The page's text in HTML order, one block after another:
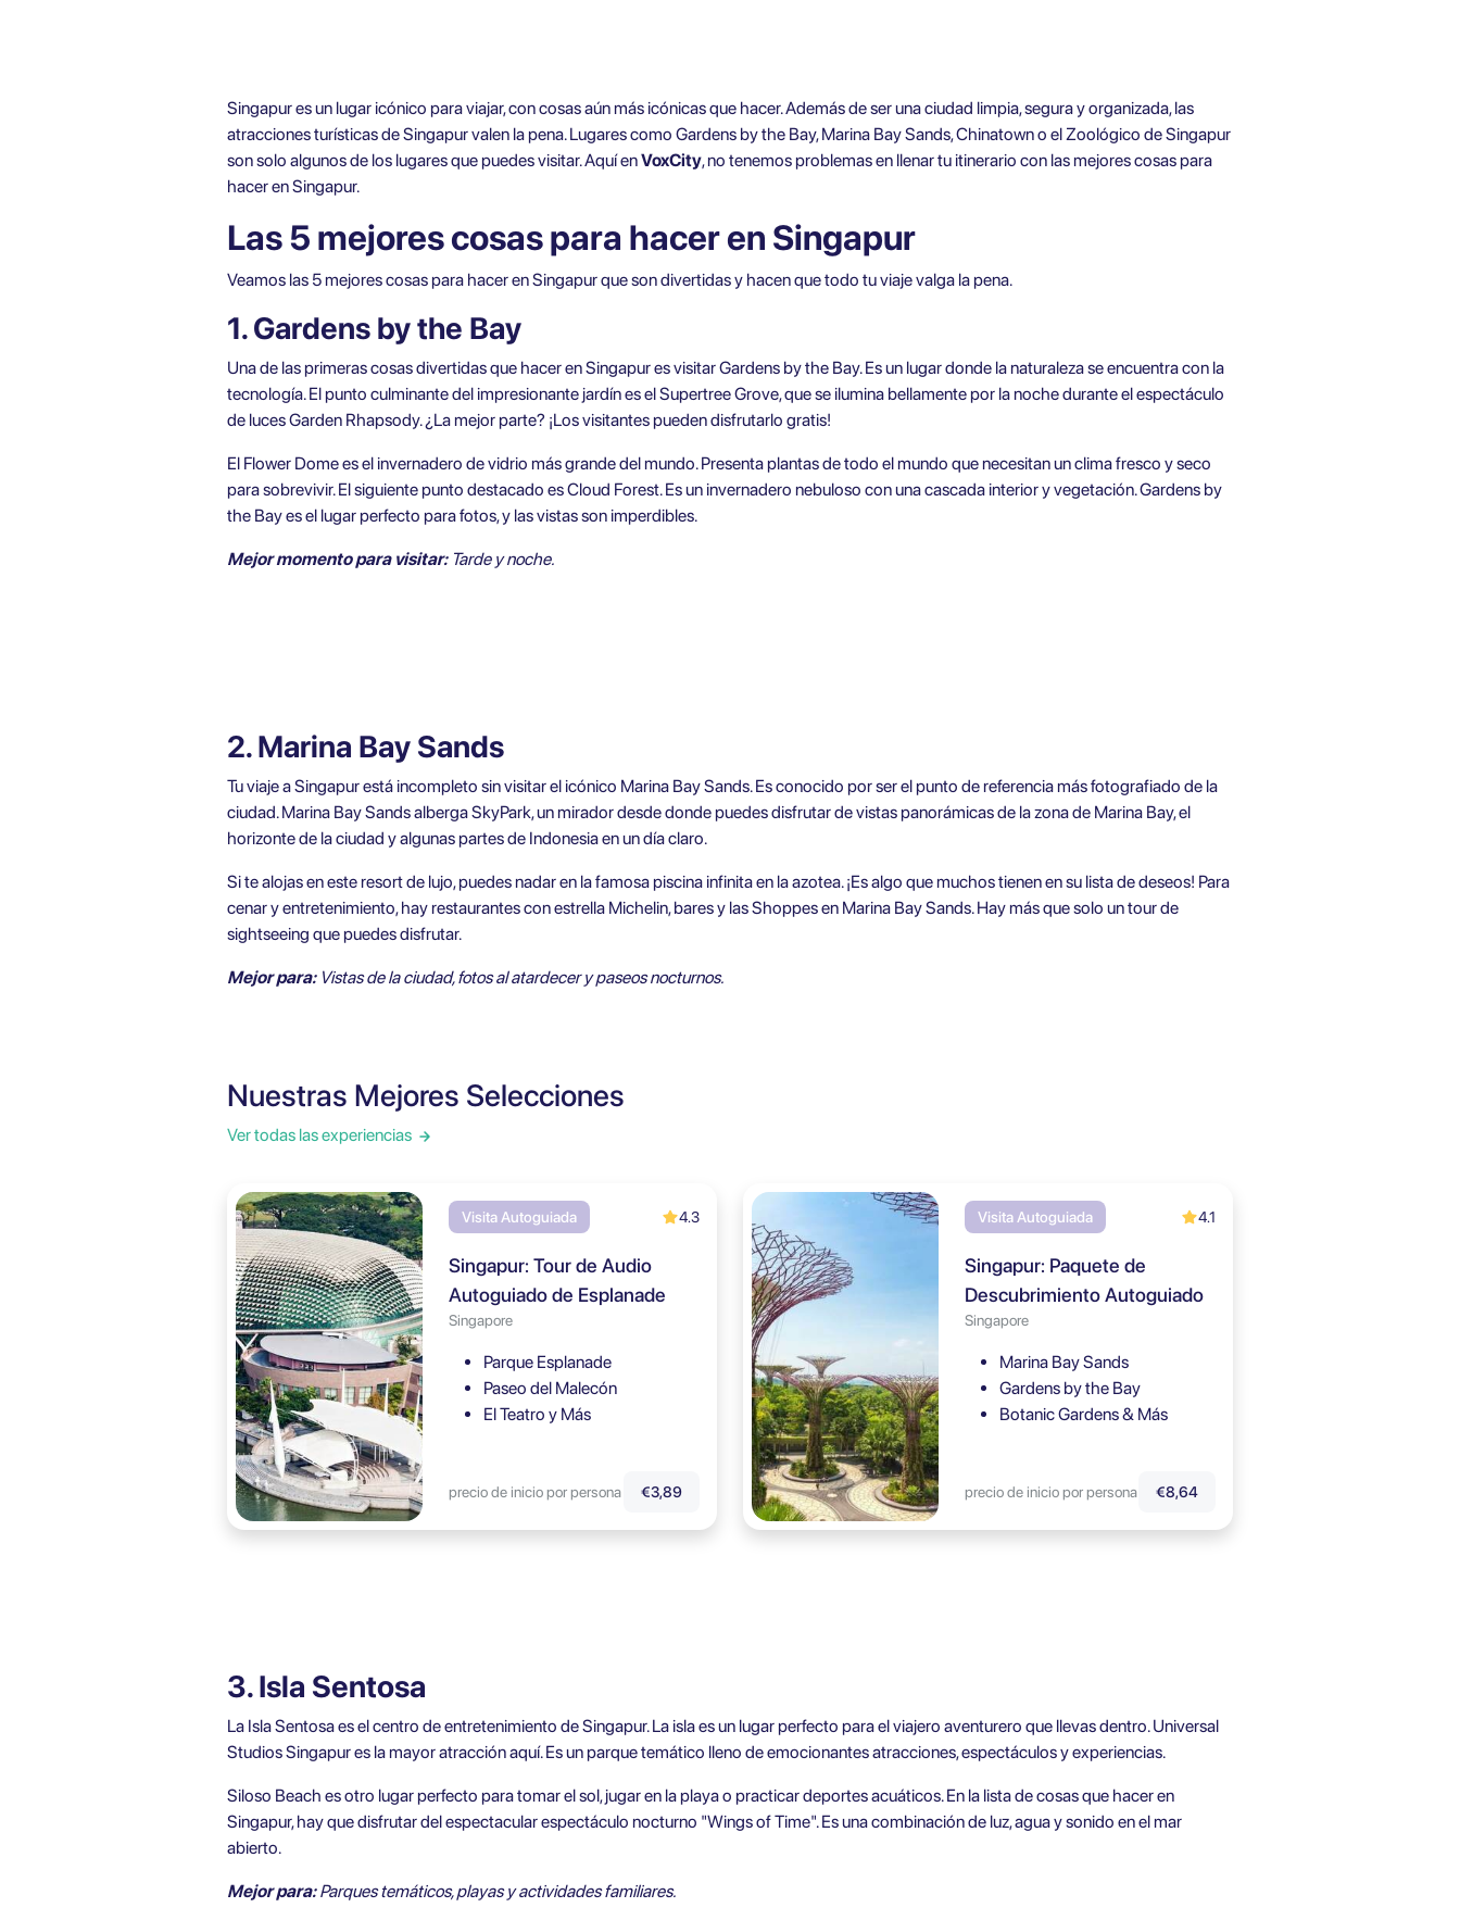
Singapur es un lugar icónico para viajar, con cosas aún más icónicas que hacer. Además de ser una ciudad limpia, segura y organizada, las
atracciones turísticas de Singapur valen la pena. Lugares como Gardens by the Bay, Marina Bay Sands, Chinatown o el Zoológico de Singapur
son solo algunos de los lugares que puedes visitar. Aquí enVoxCity, no tenemos problemas en llenar tu itinerario con las mejores cosas para
hacer en Singapur.
Las 5 mejores cosas para hacer en Singapur
Veamos las 5 mejores cosas para hacer en Singapur que son divertidas y hacen que todo tu viaje valga la pena.
1. Gardens by the Bay
Una de las primeras cosas divertidas que hacer en Singapur es visitar Gardens by the Bay. Es un lugar donde la naturaleza se encuentra con la
tecnología. El punto culminante del impresionante jardín es el Supertree Grove, que se ilumina bellamente por la noche durante el espectáculo
de luces Garden Rhapsody. ¿La mejor parte? ¡Los visitantes pueden disfrutarlo gratis!
El Flower Dome es el invernadero de vidrio más grande del mundo. Presenta plantas de todo el mundo que necesitan un clima fresco y seco
para sobrevivir. El siguiente punto destacado es Cloud Forest. Es un invernadero nebuloso con una cascada interior y vegetación. Gardens by
the Bay es el lugar perfecto para fotos, y las vistas son imperdibles.
Mejor momento para visitar: Tarde y noche.
2. Marina Bay Sands
Tu viaje a Singapur está incompleto sin visitar el icónico Marina Bay Sands. Es conocido por ser el punto de referencia más fotografiado de la
ciudad. Marina Bay Sands alberga SkyPark, un mirador desde donde puedes disfrutar de vistas panorámicas de la zona de Marina Bay, el
horizonte de la ciudad y algunas partes de Indonesia en un día claro.
Si te alojas en este resort de lujo, puedes nadar en la famosa piscina infinita en la azotea. ¡Es algo que muchos tienen en su lista de deseos! Para
cenar y entretenimiento, hay restaurantes con estrella Michelin, bares y las Shoppes en Marina Bay Sands. Hay más que solo un tour de
sightseeing que puedes disfrutar.
Mejor para:Vistas de la ciudad, fotos al atardecer y paseos nocturnos.
Nuestras Mejores Selecciones
Ver todas las experiencias
Visita Autoguiada 4.3
Singapur: Tour de Audio
Autoguiado de Esplanade
Singapore
Parque Esplanade
Paseo del Malecón
El Teatro y Más
precio de inicio por persona €3,89
Visita Autoguiada 4.1
Singapur: Paquete de
Descubrimiento Autoguiado
Singapore
Marina Bay Sands
Gardens by the Bay
Botanic Gardens & Más
precio de inicio por persona €8,64
3. Isla Sentosa
La Isla Sentosa es el centro de entretenimiento de Singapur. La isla es un lugar perfecto para el viajero aventurero que llevas dentro. Universal
Studios Singapur es la mayor atracción aquí. Es un parque temático lleno de emocionantes atracciones, espectáculos y experiencias.
Siloso Beach es otro lugar perfecto para tomar el sol, jugar en la playa o practicar deportes acuáticos. En la lista de cosas que hacer en
Singapur, hay que disfrutar del espectacular espectáculo nocturno "Wings of Time". Es una combinación de luz, agua y sonido en el mar
abierto.
Mejor para:Parques temáticos, playas y actividades familiares.